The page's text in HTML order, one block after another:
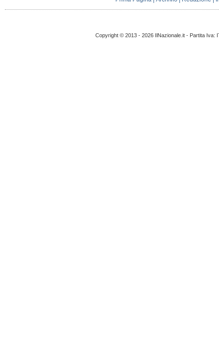
Copyright © 2013 - 2026 IlNazionale.it - Partita Iva: